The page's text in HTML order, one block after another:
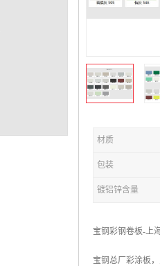
材质
包装
镀铝锌含量
宝钢彩钢卷板-上
宝钢总厂彩涂板